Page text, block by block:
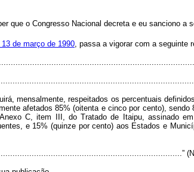
que o Congresso Nacional decreta e eu sanciono a
de março de 1990, passa a vigorar com a seguinte
mensalmente, respeitados os percentuais
afetados 85% (oitenta e cinco por cento),
C, item III, do Tratado de Itaipu, assinado
e 15% (quinze por cento) aos Estados e